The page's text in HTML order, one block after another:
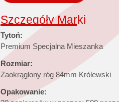
Szczegóły Marki
Tytoń:
Premium Specjalna Mieszanka
Rozmiar:
Zaokrąglony róg 84mm Królewski
Opakowanie: